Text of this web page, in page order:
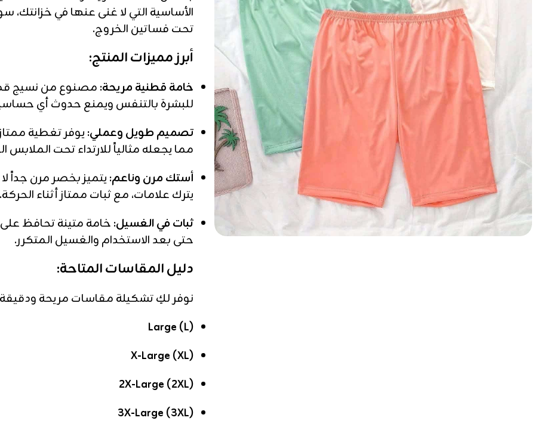
الأساسية التي لا غنى عنها في خزانتك،
تحت فساتين الخروج.
أبرز مميزات المنتج:
خامة قطنية مريحة: مصنوع من نسيج
للبشرة بالتنفس ويمنع حدوث أي
تصميم طويل وعملي: يوفر تغطية
مما يجعله مثالياً للارتداء تحت
أستك مرن وناعم: يتميز بخصر مرن جداً
يترك علامات، مع ثبات ممتاز أثناء
ثبات في الغسيل: خامة متينة تحافظ
حتى بعد الاستخدام والغسيل المتكرر.
دليل المقاسات المتاحة:
نوفر لكِ تشكيلة مقاسات مريحة
Large (L)
X-Large (XL)
2X-Large (2XL)
3X-Large (3XL)